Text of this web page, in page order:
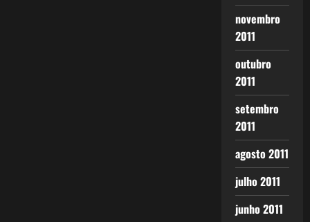
novembro
2011
outubro
2011
setembro
2011
agosto 2011
julho 2011
junho 2011